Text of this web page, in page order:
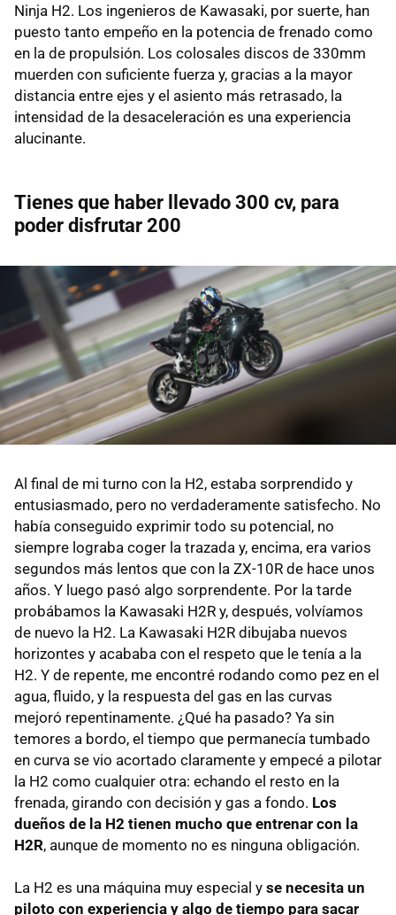
Ninja H2. Los ingenieros de Kawasaki, por suerte, han
puesto tanto empeño en la potencia de frenado como
en la de propulsión. Los colosales discos de 330mm
muerden con suficiente fuerza y, gracias a la mayor
distancia entre ejes y el asiento más retrasado, la
intensidad de la desaceleración es una experiencia
alucinante.
Tienes que haber llevado 300 cv, para
poder disfrutar 200
Al final de mi turno con la H2, estaba sorprendido y
entusiasmado, pero no verdaderamente satisfecho. No
había conseguido exprimir todo su potencial, no
siempre lograba coger la trazada y, encima, era varios
segundos más lentos que con la ZX-10R de hace unos
años. Y luego pasó algo sorprendente. Por la tarde
probábamos la Kawasaki H2R y, después, volvíamos
de nuevo la H2. La Kawasaki H2R dibujaba nuevos
horizontes y acababa con el respeto que le tenía a la
H2. Y de repente, me encontré rodando como pez en el
agua, fluido, y la respuesta del gas en las curvas
mejoró repentinamente. ¿Qué ha pasado? Ya sin
temores a bordo, el tiempo que permanecía tumbado
en curva se vio acortado claramente y empecé a pilotar
la H2 como cualquier otra: echando el resto en la
frenada, girando con decisión y gas a fondo. Los
dueños de la H2 tienen mucho que entrenar con la
H2R, aunque de momento no es ninguna obligación.
La H2 es una máquina muy especial y se necesita un
piloto con experiencia y algo de tiempo para sacar